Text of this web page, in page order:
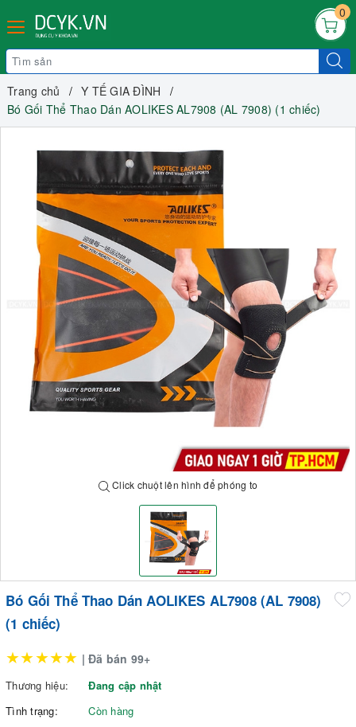
0
Trang chủ
Y TẾ GIA ĐÌNH
Bó Gối Thể Thao Dán AOLIKES AL7908 (AL 7908) (1 chiếc)
Click chuột lên hình để phóng to
Bó Gối Thể Thao Dán AOLIKES AL7908 (AL 7908)
(1 chiếc)
★★★★★ | Đã bán 99+
Thương hiệu:
Đang cập nhật
Tình trạng:
Còn hàng